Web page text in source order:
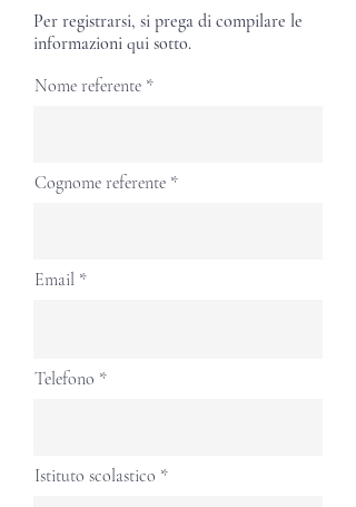
Per registrarsi, si prega di compilare le
informazioni qui sotto.
Nome referente
Cognome referente
Email
Telefono
Istituto scolastico